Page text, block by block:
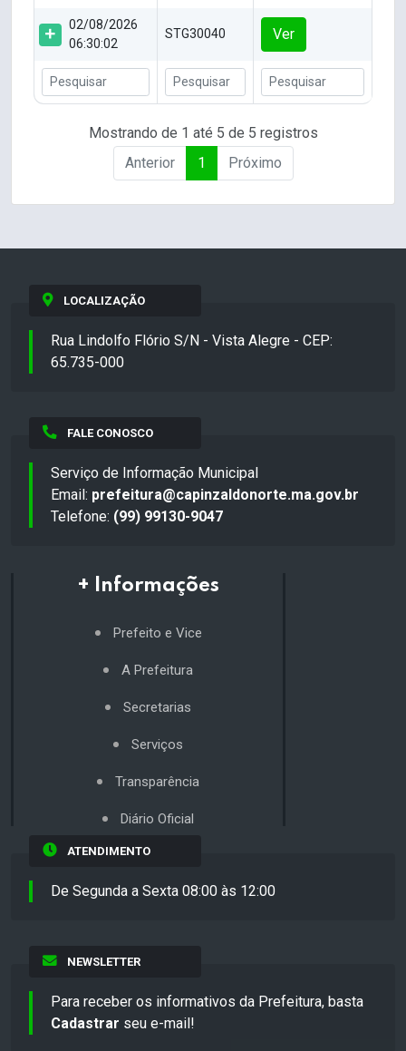
02/08/2026
06:30:02
STG30040 Ver
Mostrando de 1 até 5 de 5 registros
Anterior
1 Próximo
LOCALIZAÇÃO
Rua Lindolfo Flório S/N - Vista Alegre - CEP:
65.735-000
FALE CONOSCO
Serviço de Informação Municipal
Email: prefeitura@capinzaldonorte.ma.gov.br
Telefone: (99) 99130-9047
+ Informações
Prefeito e Vice
A Prefeitura
Secretarias
Serviços
Transparência
Diário Oficial
ATENDIMENTO
De Segunda a Sexta 08:00 às 12:00
NEWSLETTER
Para receber os informativos da Prefeitura, basta
Cadastrar seu e-mail!